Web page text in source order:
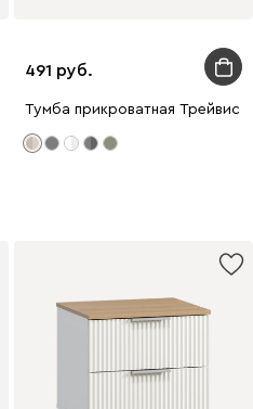
серый
491
Тумба прикроватная Трейвис